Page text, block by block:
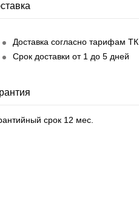
Доставка согласно тарифам ТК
Срок доставки от 1 до 5 дней
срок 12 мес.